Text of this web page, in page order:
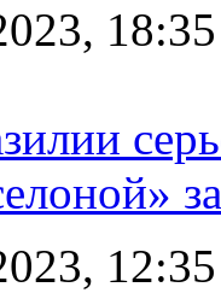
18:35
12:35